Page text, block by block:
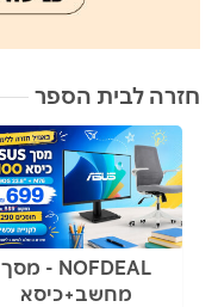
חזרה לבית הספר
NOFDEAL - מסך
מחשב+כיסא